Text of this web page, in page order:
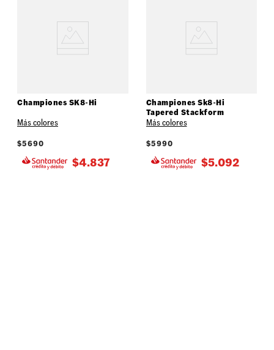
Championes SK8-Hi
Más colores
$5690
$4.837
Championes Sk8-Hi
Tapered Stackform
Más colores
$5990
$5.092